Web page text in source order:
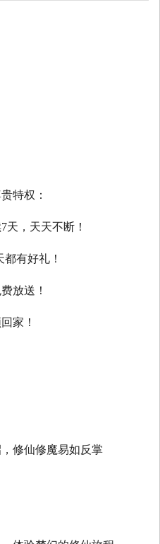
特权：
，天天不断！
有好礼！
放送！
家！
修仙修魔易如反掌